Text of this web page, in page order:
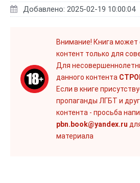
Добавлено: 2025-02-19 10:00:04
Внимание! Книга
контент только для
Для
данного контента
Если в книге
пропаганды ЛГБТ и
контента - просьба
pbn.book@yandex.ru
материала